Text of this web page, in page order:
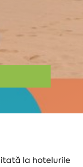
la hotelurile